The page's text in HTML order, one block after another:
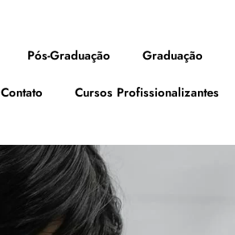
Pós-Graduação Graduação
Contato Cursos Profissionalizantes